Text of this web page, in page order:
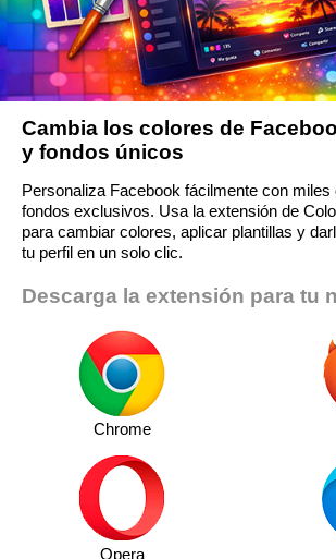
Cambia los colores de
y fondos únicos
Personaliza Facebook fácilmente con
fondos exclusivos. Usa la extensión de
para cambiar colores, aplicar plantillas y
tu perfil en un solo clic.
Descarga la extensión para tu
Chrome
Opera